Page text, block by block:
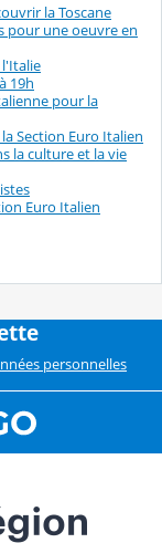
la Toscane
pour une oeuvre en
19h
pour la
Section Euro Italien
la culture et la vie
Euro Italien
personnelles